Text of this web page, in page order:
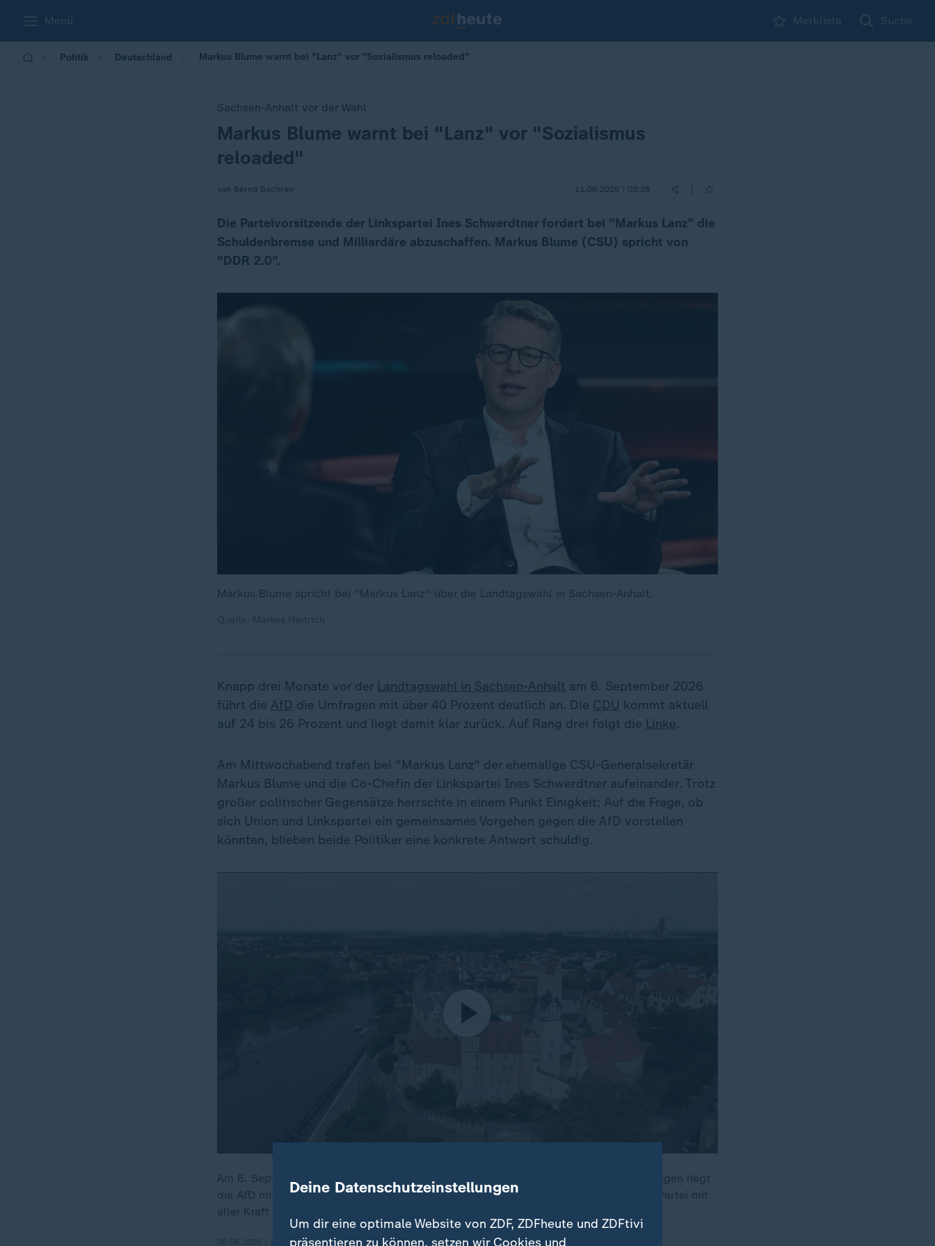
Menü Merkliste Suche
Politik Deutschland Markus Blume warnt bei "Lanz" vor "Sozialismus reloaded"
Sachsen-Anhalt vor der Wahl
:Markus Blume warnt bei "Lanz" vor "Sozialismus
reloaded"
von Bernd Bachran 11.06.2026 | 03:28
Die Parteivorsitzende der Linkspartei Ines Schwerdtner fordert bei "Markus Lanz" die
Schuldenbremse und Milliardäre abzuschaffen. Markus Blume (CSU) spricht von
"DDR 2.0".
Markus Blume spricht bei "Markus Lanz" über die Landtagswahl in Sachsen-Anhalt.
Knapp drei Monate vor der Landtagswahl in Sachsen-Anhalt am 6. September 2026
führt die AfD die Umfragen mit über 40 Prozent deutlich an. Die CDU kommt aktuell
auf 24 bis 26 Prozent und liegt damit klar zurück. Auf Rang drei folgt die Linke.
Am Mittwochabend trafen bei "Markus Lanz" der ehemalige CSU-Generalsekretär
Markus Blume und die Co-Chefin der Linkspartei Ines Schwerdtner aufeinander. Trotz
großer politischer Gegensätze herrschte in einem Punkt Einigkeit: Auf die Frage, ob
sich Union und Linkspartei ein gemeinsames Vorgehen gegen die AfD vorstellen
könnten, blieben beide Politiker eine konkrete Antwort schuldig.
Am 6. September finden in Sachsen-Anhalt Landtagswahlen statt. In aktuellen Umfragen liegt
die AfD mit rund 40 Prozent vorn, Ministerpräsident Schulze will einen Wahlsieg der Partei mit
aller Kraft verhindern.
08.06.2026 | 2:05 min
Deine Datenschutzeinstellungen
Um dir eine optimale Website von ZDF, ZDFheute und ZDFtivi
präsentieren zu können, setzen wir Cookies und